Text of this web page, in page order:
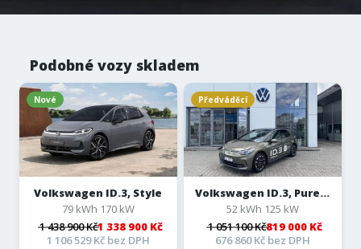
Podobné vozy skladem
Nové
Volkswagen ID.3, Style
79 kWh 170 kW
1 438 900 Kč1 338 900 Kč
1 106 529 Kč bez DPH
Předváděcí
Volkswagen ID.3, Pure...
52 kWh 125 kW
1 051 100 Kč819 000 Kč
676 860 Kč bez DPH